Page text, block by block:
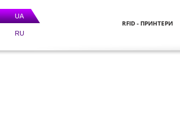
UA
RU
RFID - ПРИНТЕРИ